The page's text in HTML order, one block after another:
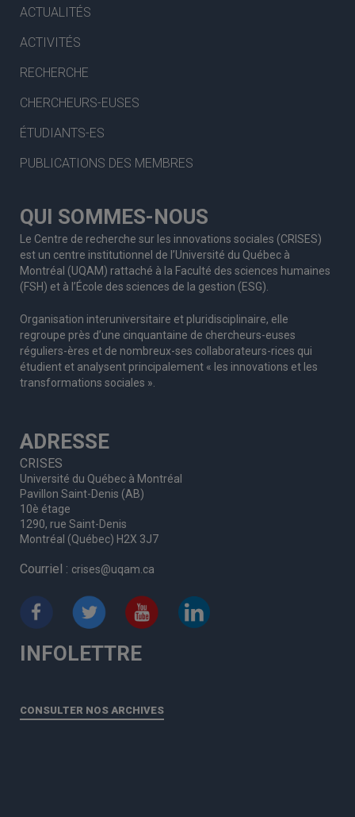
ACTUALITÉS
ACTIVITÉS
RECHERCHE
CHERCHEURS-EUSES
ÉTUDIANTS-ES
PUBLICATIONS DES MEMBRES
QUI SOMMES-NOUS
Le Centre de recherche sur les innovations sociales (CRISES)
est un centre institutionnel de l’Université du Québec à
Montréal (UQAM) rattaché à la Faculté des sciences humaines
(FSH) et à l’École des sciences de la gestion (ESG).
Organisation interuniversitaire et pluridisciplinaire, elle
regroupe près d’une cinquantaine de chercheurs-euses
réguliers-ères et de nombreux-ses collaborateurs-rices qui
étudient et analysent principalement « les innovations et les
transformations sociales ».
ADRESSE
CRISES
Université du Québec à Montréal
Pavillon Saint-Denis (AB)
10è étage
1290, rue Saint-Denis
Montréal (Québec) H2X 3J7
Courriel : crises@uqam.ca
INFOLETTRE
CONSULTER NOS ARCHIVES